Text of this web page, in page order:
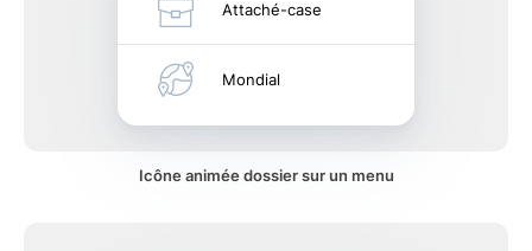
Attaché-case
Mondial
Icône animée dossier sur un menu